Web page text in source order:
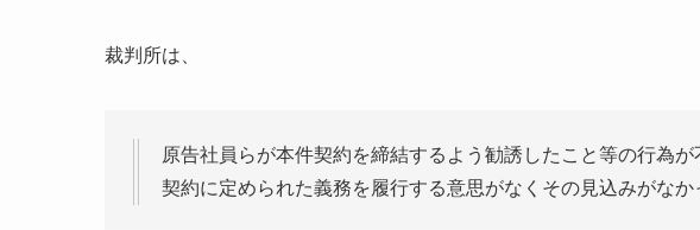
裁判所は、
原告社員らが本件契約を締結するよう勧誘したこと等の行為
契約に定められた義務を履行する意思がなくその見込みがなか